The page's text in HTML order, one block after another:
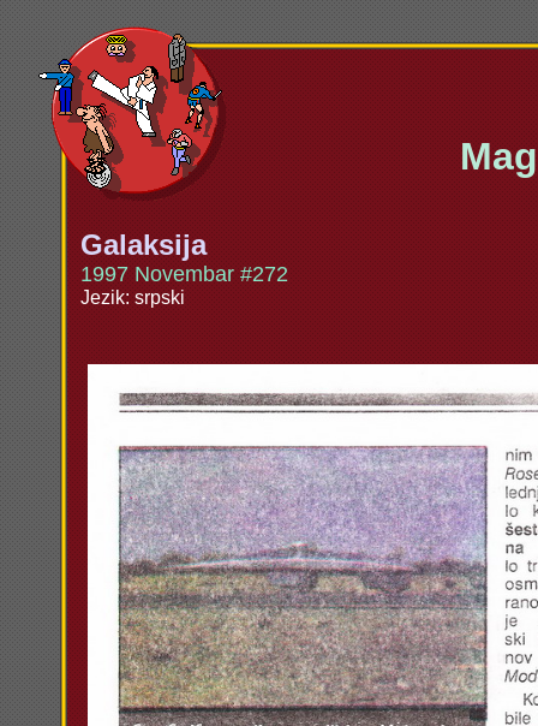
Galaksija
1997 Novembar #272
Jezik: srpski